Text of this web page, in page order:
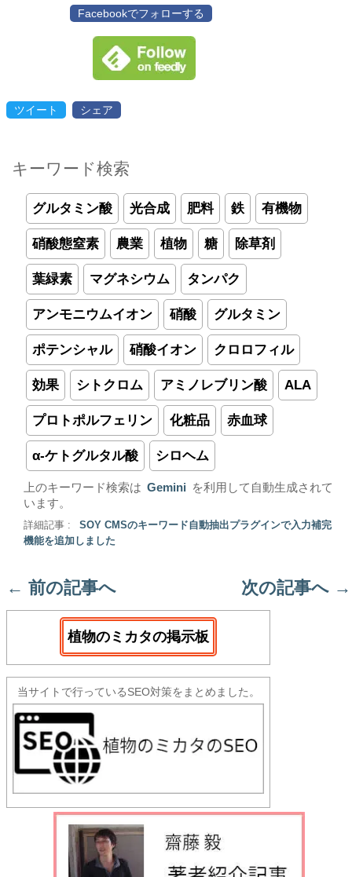
Facebookでフォローする
ツイート シェア
キーワード検索
グルタミン酸 光合成 肥料 鉄 有機物
硝酸態窒素 農業 植物 糖 除草剤
葉緑素 マグネシウム タンパク
アンモニウムイオン 硝酸 グルタミン
ポテンシャル 硝酸イオン クロロフィル
効果 シトクロム アミノレブリン酸 ALA
プロトポルフェリン 化粧品 赤血球
α-ケトグルタル酸 シロヘム
上のキーワード検索は Gemini
を利用して自動生成されて
います。
詳細記事 :
SOY CMSのキーワード自動抽出プラグインで入力補完
機能を追加しました
← 前の記事へ 次の記事へ →
植物のミカタの掲示板
当サイトで行っているSEO対策をまとめました。